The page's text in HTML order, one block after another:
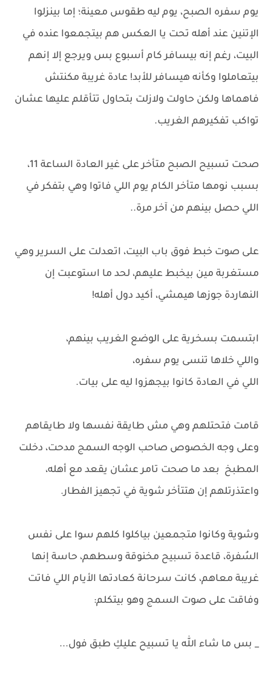
يوم سفره الصبح، يوم ليه طقوس معينة؛ إما بينزلوا
الإتنين عند أهله تحت يا العكس هم بيتجمعوا عنده في
البيت، رغم إنه بيسافر كام أسبوع بس ويرجع إلا إنهم
بيتعاملوا وكأنه هيسافر للأبد! عادة غريبة مكنتش
فاهماها ولكن حاولت ولازلت بتحاول تتأقلم عليها عشان
تواكب تفكيرهم الغريب.
صحت تسبيح الصبح متأخر على غير العادة الساعة 11،
بسبب نومها متأخر الكام يوم اللي فاتوا وهي بتفكر في
اللي حصل بينهم من آخر مرة..
على صوت خبط فوق باب البيت، اتعدلت على السرير وهي
مستغربة مين بيخبط عليهم، لحد ما استوعبت إن
النهاردة جوزها هيمشي، أكيد دول أهله!
ابتسمت بسخرية على الوضع الغريب بينهم،
واللي خلاها تنسى يوم سفره،
اللي في العادة كانوا بيجهزوا ليه على بيات.
قامت فتحتلهم وهي مش طايقة نفسها ولا طايقاهم
وعلى وجه الخصوص صاحب الوجه السمج مدحت، دخلت
المطبخ بعد ما صحت تامر عشان يقعد مع أهله،
واعتذرتلهم إن هتتأخر شوية في تجهيز الفطار.
وشوية وكانوا متجمعين بياكلوا كلهم سوا على نفس
السُفرة، قاعدة تسبيح مخنوقة وسطهم، حاسة إنها
غريبة معاهم، كانت سرحانة كعادتها الأيام اللي فاتت
وفاقت على صوت السمج وهو بيتكلم:
_ بس ما شاء الله يا تسبيح عليكِ طبق فول...